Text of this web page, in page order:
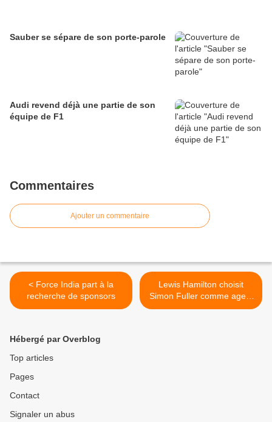
Sauber se sépare de son porte-parole
Audi revend déjà une partie de son
équipe de F1
Commentaires
Ajouter un commentaire
< Force India part à la
recherche de sponsors
Lewis Hamilton choisit
Simon Fuller comme agent
>
Hébergé par Overblog
Top articles
Pages
Contact
Signaler un abus